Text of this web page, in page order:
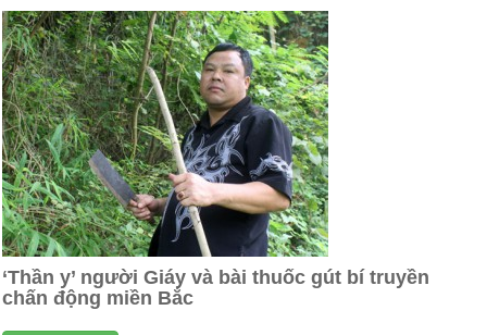
‘Thần y’ người Giáy và bài thuốc gút bí truyền
chấn động miền Bắc